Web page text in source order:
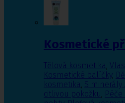
Kosmetické
Tělová kosmetika,
Kosmetické balíčky,
kosmetika, S
citlivou pokožku,